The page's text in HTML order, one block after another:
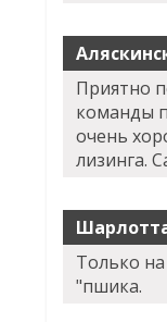
Приятно
команды
очень
лизинга.
Только
"пшика.